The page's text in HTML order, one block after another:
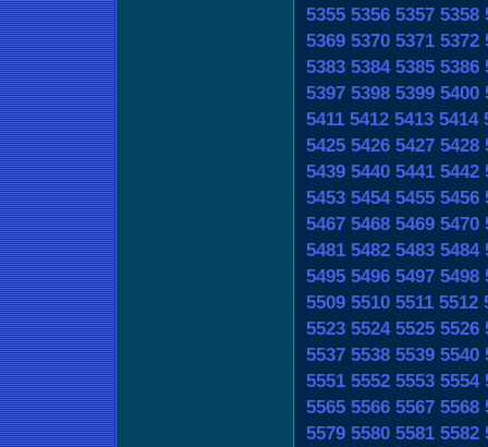
5355 5356 5357 5358
5369 5370 5371 5372
5383 5384 5385 5386
5397 5398 5399 5400
5411 5412 5413 5414
5425 5426 5427 5428
5439 5440 5441 5442
5453 5454 5455 5456
5467 5468 5469 5470
5481 5482 5483 5484
5495 5496 5497 5498
5509 5510 5511 5512
5523 5524 5525 5526
5537 5538 5539 5540
5551 5552 5553 5554
5565 5566 5567 5568
5579 5580 5581 5582